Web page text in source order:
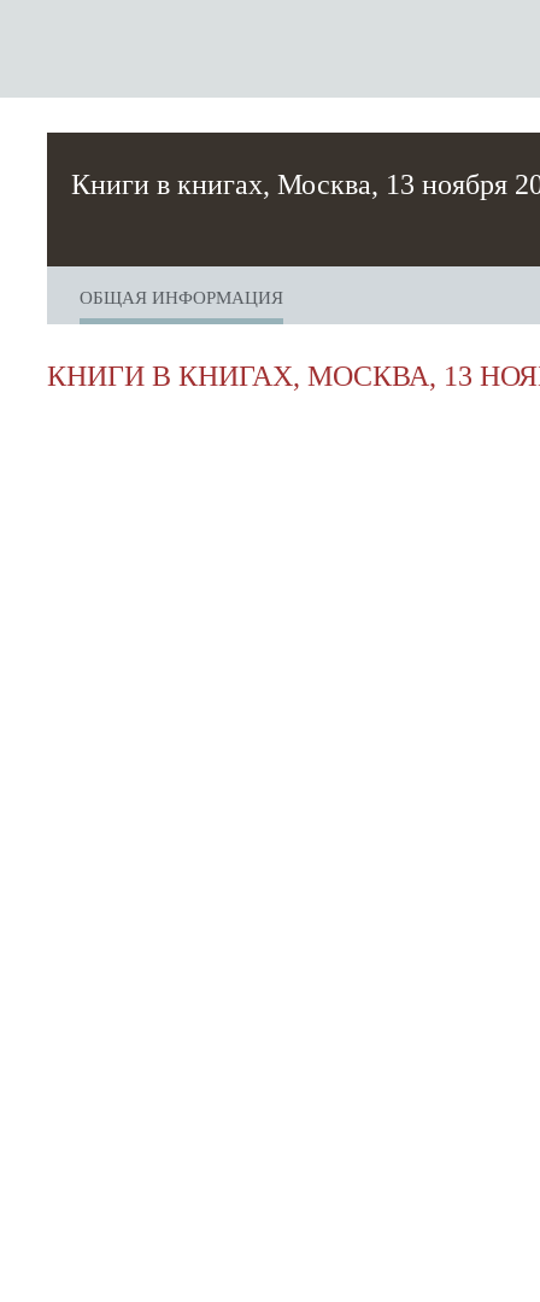
Книги в книгах, Москва, 13 ноября
ОБЩАЯ ИНФОРМАЦИЯ
КНИГИ В КНИГАХ, МОСКВА, 13